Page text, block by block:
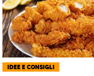
IDEE E CONSIGLI